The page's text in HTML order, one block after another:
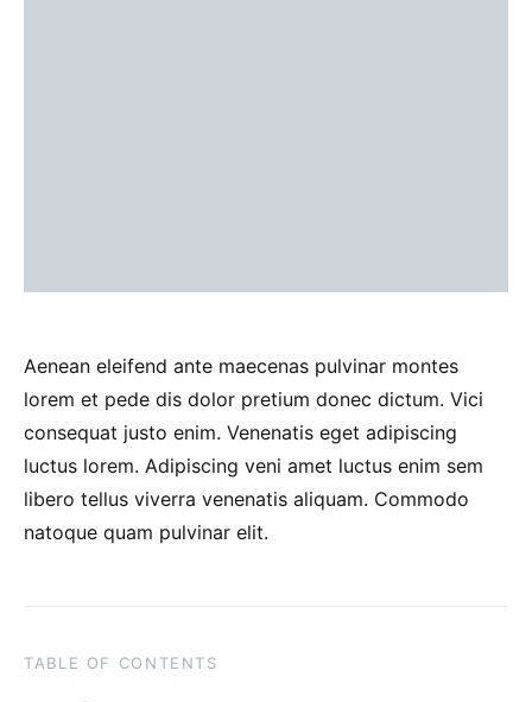
Aenean eleifend ante maecenas pulvinar montes
lorem et pede dis dolor pretium donec dictum. Vici
consequat justo enim. Venenatis eget adipiscing
luctus lorem. Adipiscing veni amet luctus enim sem
libero tellus viverra venenatis aliquam. Commodo
natoque quam pulvinar elit.
TABLE OF CONTENTS